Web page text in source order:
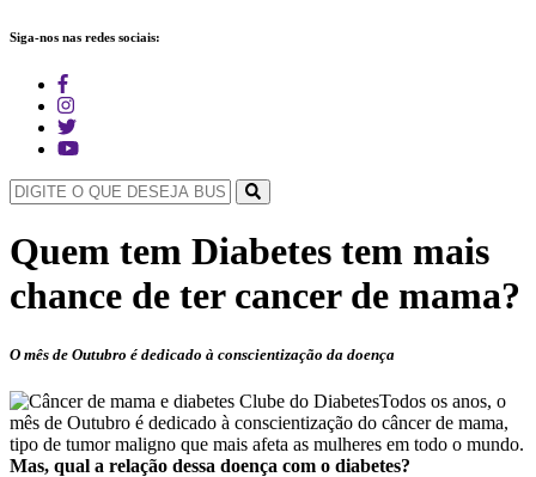
Siga-nos nas redes sociais:
Quem tem Diabetes tem mais
chance de ter cancer de mama?
O mês de Outubro é dedicado à conscientização da doença
Todos os anos, o
mês de Outubro é dedicado à conscientização do câncer de mama,
tipo de tumor maligno que mais afeta as mulheres em todo o mundo.
Mas, qual a relação dessa doença com o diabetes?